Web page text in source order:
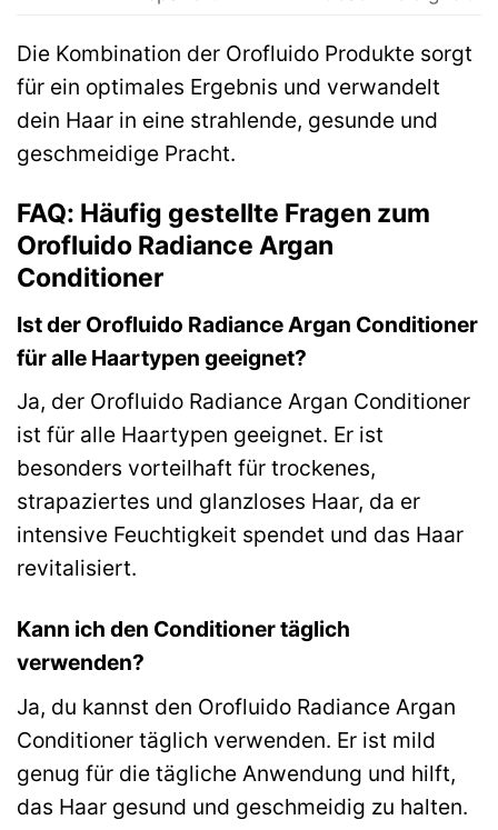
Die Kombination der Orofluido Produkte sorgt
für ein optimales Ergebnis und verwandelt
dein Haar in eine strahlende, gesunde und
geschmeidige Pracht.
FAQ: Häufig gestellte Fragen zum
Orofluido Radiance Argan
Conditioner
Ist der Orofluido Radiance Argan Conditioner
für alle Haartypen geeignet?
Ja, der Orofluido Radiance Argan Conditioner
ist für alle Haartypen geeignet. Er ist
besonders vorteilhaft für trockenes,
strapaziertes und glanzloses Haar, da er
intensive Feuchtigkeit spendet und das Haar
revitalisiert.
Kann ich den Conditioner täglich
verwenden?
Ja, du kannst den Orofluido Radiance Argan
Conditioner täglich verwenden. Er ist mild
genug für die tägliche Anwendung und hilft,
das Haar gesund und geschmeidig zu halten.